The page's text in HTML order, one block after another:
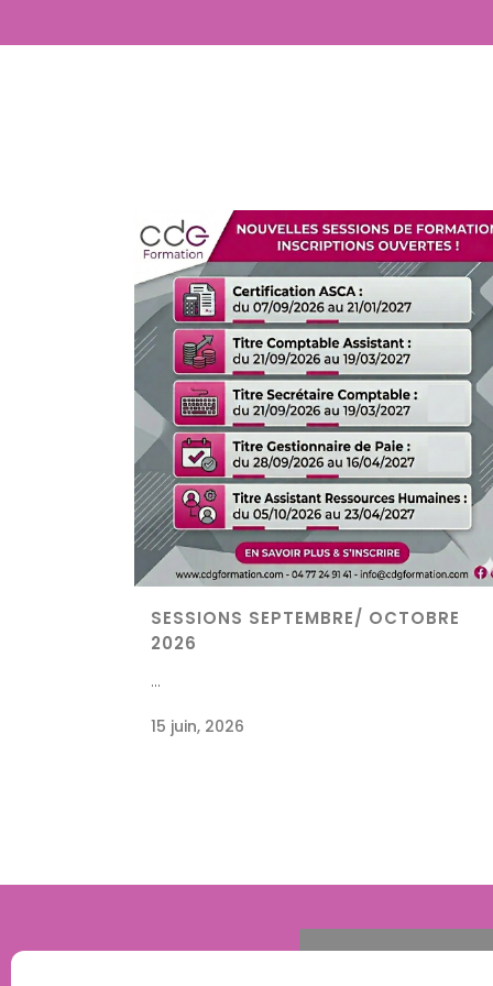
SESSIONS SEPTEMBRE/ OCTOBRE
2026
...
15 juin, 2026
DEMANDER